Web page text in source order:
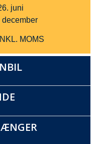
juni
december
MOMS